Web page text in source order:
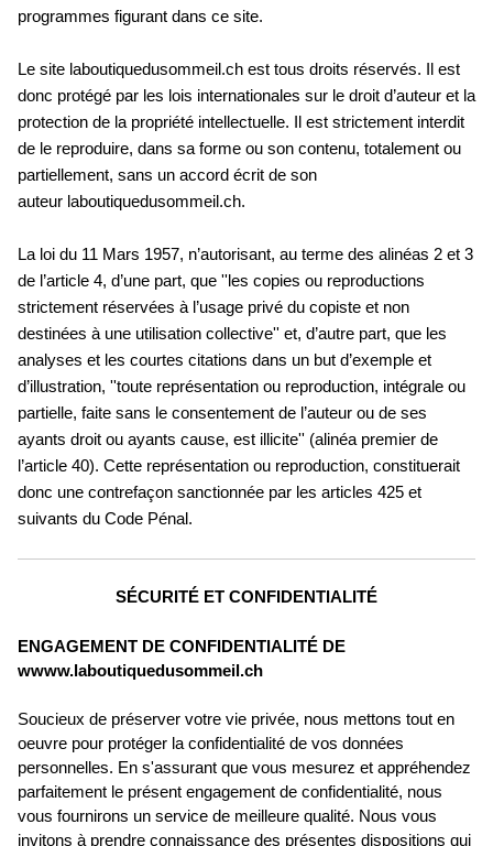
programmes figurant dans ce site.
Le site laboutiquedusommeil.ch est tous droits réservés. Il est
donc protégé par les lois internationales sur le droit d’auteur et la
protection de la propriété intellectuelle. Il est strictement interdit
de le reproduire, dans sa forme ou son contenu, totalement ou
partiellement, sans un accord écrit de son
auteur laboutiquedusommeil.ch.
La loi du 11 Mars 1957, n’autorisant, au terme des alinéas 2 et 3
de l’article 4, d’une part, que ''les copies ou reproductions
strictement réservées à l’usage privé du copiste et non
destinées à une utilisation collective'' et, d’autre part, que les
analyses et les courtes citations dans un but d’exemple et
d’illustration, ''toute représentation ou reproduction, intégrale ou
partielle, faite sans le consentement de l’auteur ou de ses
ayants droit ou ayants cause, est illicite'' (alinéa premier de
l’article 40). Cette représentation ou reproduction, constituerait
donc une contrefaçon sanctionnée par les articles 425 et
suivants du Code Pénal.
SÉCURITÉ ET CONFIDENTIALITÉ
ENGAGEMENT DE CONFIDENTIALITÉ DE
wwww.laboutiquedusommeil.ch
Soucieux de préserver votre vie privée, nous mettons tout en
oeuvre pour protéger la confidentialité de vos données
personnelles. En s'assurant que vous mesurez et appréhendez
parfaitement le présent engagement de confidentialité, nous
vous fournirons un service de meilleure qualité. Nous vous
invitons à prendre connaissance des présentes dispositions qui